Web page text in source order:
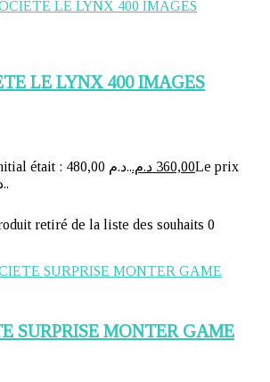
LE LYNX 400 IMAGES
Le prix initial était : 480,00 د.م.. 360,00 د.م.
Le prix
actuel est : 360,00 د.م..
retiré de la liste des souhaits 0
SURPRISE MONTER GAME